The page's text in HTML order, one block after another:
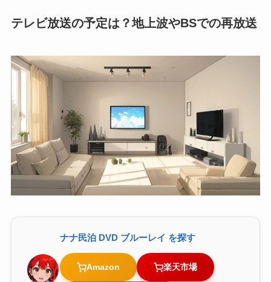
テレビ放送の予定は？地上波やBSでの再放送
ナナ民泊 DVD ブルーレイ を探す
Amazon 楽天市場